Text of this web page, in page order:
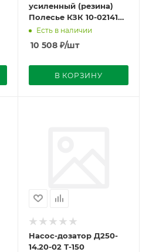
усиленный (резина)
Полесье КЗК 10-0214140
L=5,016
Есть в наличии
10 508₽/шт
В КОРЗИНУ
Насос-дозатор Д250-
14.20-02 Т-150